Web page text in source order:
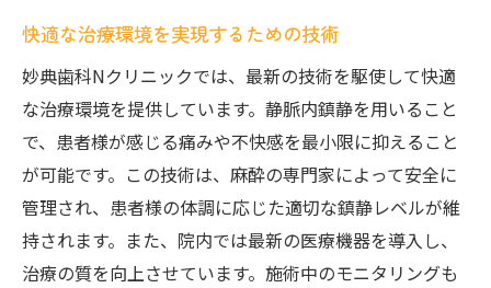
快適な治療環境を実現するための技術
妙典歯科Nクリニックでは、最新の技術を駆使して快適
な治療環境を提供しています。静脈内鎮静を用いること
で、患者様が感じる痛みや不快感を最小限に抑えること
が可能です。この技術は、麻酔の専門家によって安全に
管理され、患者様の体調に応じた適切な鎮静レベルが維
持されます。また、院内では最新の医療機器を導入し、
治療の質を向上させています。施術中のモニタリングも